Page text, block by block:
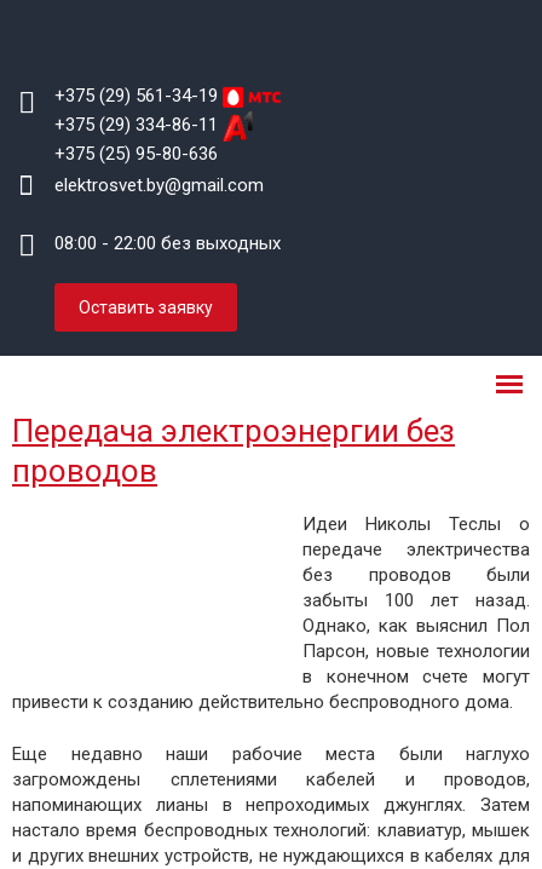
+375 (29) 561-34-19
+375 (29) 334-86-11
+375 (25) 95-80-636
elektrosvet.by@gmail.com
08:00 - 22:00 без выходных
Оставить заявку
Передача электроэнергии без
проводов
Идеи Николы Теслы о
передаче электричества
без проводов были
забыты 100 лет назад.
Однако, как выяснил Пол
Парсон, новые технологии
в конечном счете могут
привести к созданию действительно беспроводного дома.
Еще недавно наши рабочие места были наглухо
загромождены сплетениями кабелей и проводов,
напоминающих лианы в непроходимых джунглях. Затем
настало время беспроводных технологий: клавиатур, мышек
и других внешних устройств, не нуждающихся в кабелях для